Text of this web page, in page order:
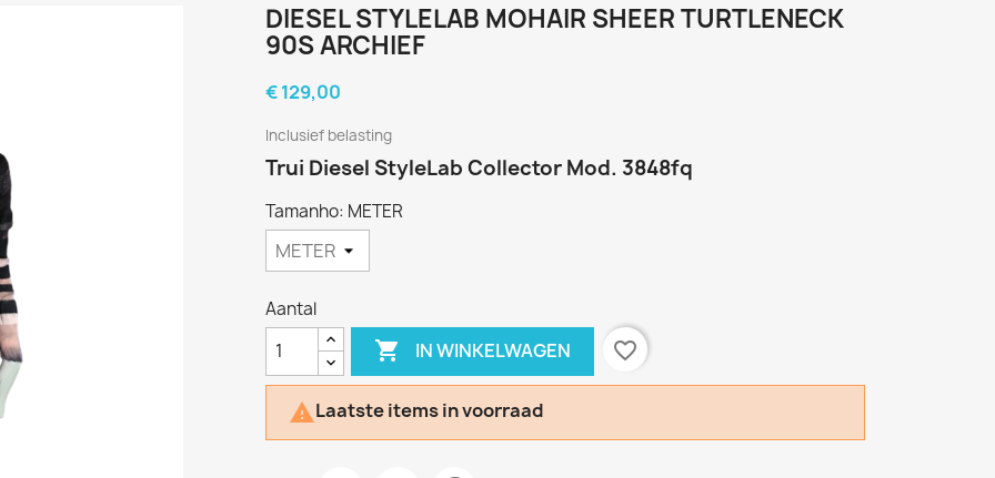
DIESEL STYLELAB MOHAIR SHEER TURTLENECK
90S ARCHIEF
€ 129,00
Inclusief belasting
Trui Diesel StyleLab Collector Mod. 3848fq
Tamanho: METER
Aantal
 IN WINKELWAGEN favorite_border
Laatste items in voorraad